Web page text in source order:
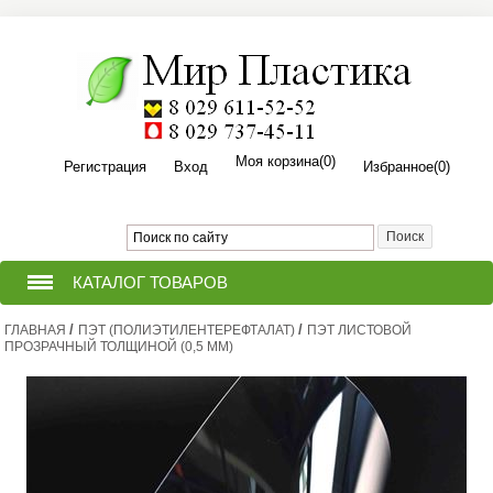
Регистрация Вход Моя корзина(0) Избранное(0)
КАТАЛОГ ТОВАРОВ
ТЕПЛИЦЫ ИЗ ПОЛИКАРБОНАТА
ПРИТОПОЧНЫЙ ЛИСТ ДЛЯ
(ПЕЧИ,КАМИНА,БАНИ,КОТЛА).
ПОЛИКАРБОНАТ СОТОВЫЙ
ГЛАВНАЯ / ПЭТ (ПОЛИЭТИЛЕНТЕРЕФТАЛАТ) / ПЭТ ЛИСТОВОЙ
ПРОЗРАЧНЫЙ ТОЛЩИНОЙ (0,5 ММ)